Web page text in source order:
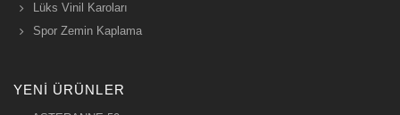
Lüks Vinil Karoları
Spor Zemin Kaplama
YENI ÜRÜNLER